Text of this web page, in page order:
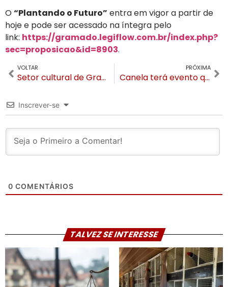
O“Plantando o Futuro” entra em vigor a partir de
hoje e pode ser acessado na íntegra pelo
link: https://gramado.legiflow.com.br/index.php?
sec=proposicao&id=8903.
VOLTAR
Setor cultural de Gramado protesta contra atuação da Secretaria de Cultura
PRÓXIMA
Canela terá evento que valoriza culturas negro-brasileiras e indígenas na Serra Gaúcha
Inscrever-se
0 COMENTÁRIOS
TALVEZ SE INTERESSE